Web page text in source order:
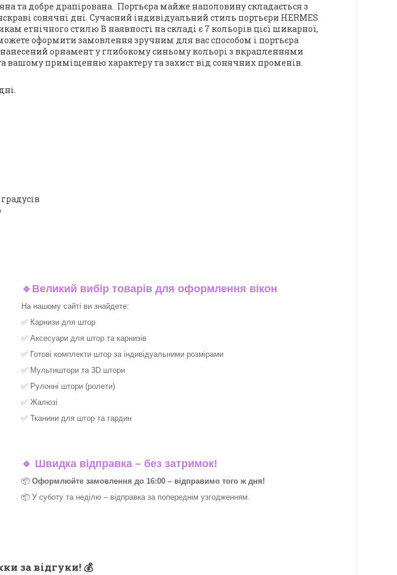
та добре драпірована. Портьєра майже наполовину складається з
сонячні дні. Сучасний індивідуальний стиль портьєри HERMES
етнічного стилю В наявності на складі є 7 кольорів цієї шикарної,
оформити замовлення зручним для вас способом і портьєра
орнамент у глибокому синьому кольорі з вкрапленнями
вашому приміщенню характеру та захист від сонячних променів.
🔹 Великий вибір товарів для оформлення вікон
На нашому сайті ви знайдете:
✅ Карнизи для штор
✅ Аксесуари для штор та карнизів
✅ Готові комплекти штор за індивідуальними розмірами
✅ Мультиштори та 3D штори
✅ Рулонні штори (ролети)
✅ Жалюзі
✅ Тканини для штор та гардин
🔹 Швидка відправка – без затримок!
📦 Оформлюйте замовлення до 16:00 – відправимо того ж дня!
📦 У суботу та неділю – відправка за попереднім узгодженням.
за відгуки! 💰